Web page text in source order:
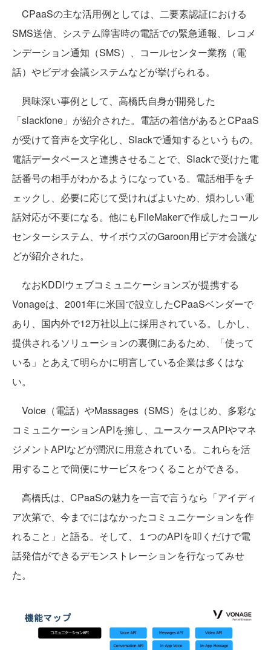
CPaaSの主な活用例としては、二要素認証における
SMS送信、システム障害時の電話での緊急通報、レコメ
ンデーション通知（SMS）、コールセンター業務（電
話）やビデオ会議システムなどが挙げられる。
興味深い事例として、高橋氏自身が開発した
「slackfone」が紹介された。電話の着信があるとCPaaS
が受けて音声を文字化し、Slackで通知するというもの。
電話データベースと連携させることで、Slackで受けた電
話番号の相手がわかるようになっている。電話相手をチ
ェックし、必要に応じて受ければよいため、煩わしい電
話対応が不要になる。他にもFileMakerで作成したコール
センターシステム、サイボウズのGaroon用ビデオ会議な
どが紹介された。
なおKDDIウェブコミュニケーションズが提携する
Vonageは、2001年に米国で設立したCPaaSベンダーで
あり、国内外で12万社以上に採用されている。しかし、
提供されるソリューションの裏側にあるため、「使って
いる」とあえて明らかに明言している企業は多くはな
い。
Voice（電話）やMassages（SMS）をはじめ、多彩な
コミュニケーションAPIを擁し、ユースケースAPIやマネ
ジメントAPIなどが潤沢に用意されている。これらを活
用することで簡便にサービスをつくることができる。
高橋氏は、CPaaSの魅力を一言で言うなら「アイディ
ア次第で、今までにはなかったコミュニケーションを作
れること」と語る。そして、１つのAPIを叩くだけで電
話発信ができるデモンストレーションを行なってみせ
た。